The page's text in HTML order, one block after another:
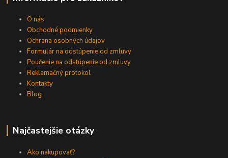
O nás
Obchodné podmienky
Ochrana osobných údajov
Formulár na odstúpenie od zmluvy
Poučenie na odstúpenie od zmluvy
Reklamačný protokol
Kontakty
Blog
Najčastejšie otázky
Ako nakupovať?